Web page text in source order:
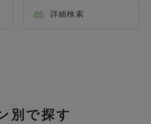
詳細検索
別で探す